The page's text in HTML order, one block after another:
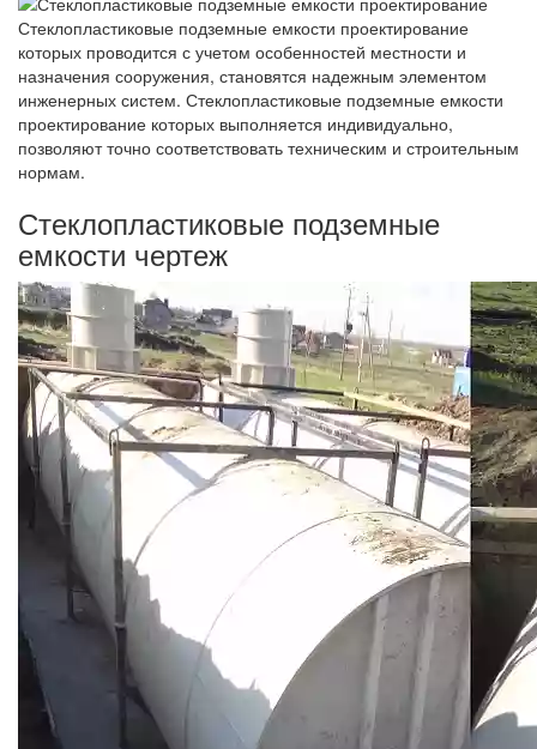
Стеклопластиковые подземные емкости проектирование
которых проводится с учетом особенностей местности и
назначения сооружения, становятся надежным элементом
инженерных систем. Стеклопластиковые подземные емкости
проектирование которых выполняется индивидуально,
позволяют точно соответствовать техническим и строительным
нормам.
Стеклопластиковые подземные
емкости чертеж